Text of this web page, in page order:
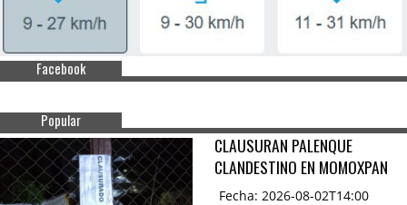
Facebook
Popular
CLAUSURAN PALENQUE
CLANDESTINO EN MOMOXPAN
Fecha: 2026-08-02T14:00